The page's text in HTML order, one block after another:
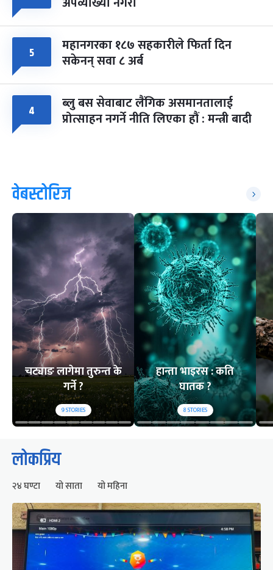
५ महानगरका १८७ सहकारीले फिर्ता दिन
सकेनन् सवा ८ अर्ब
४ ब्लु बस सेवाबाट लैंगिक असमानतालाई
प्रोत्साहन नगर्ने नीति लिएका हौं : मन्त्री बादी
वेबस्टोरिज
चट्याङ लागेमा तुरुन्त के
गर्ने ?
9STORIES
हान्ता भाइरस : कति
घातक ?
8STORIES
लोकप्रिय
२४ घण्टा यो साता यो महिना